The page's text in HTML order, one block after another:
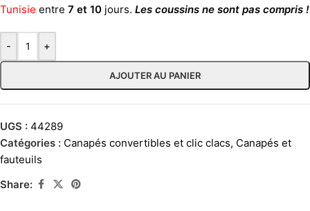
Tunisie entre 7 et 10 jours. Les coussins ne sont pas compris !
- +
AJOUTER AU PANIER
UGS : 44289
Catégories : Canapés convertibles et clic clacs, Canapés et
fauteuils
Share: